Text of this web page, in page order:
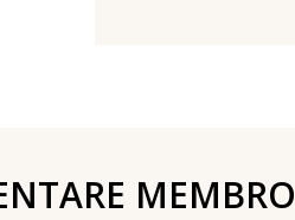
MEMBRO